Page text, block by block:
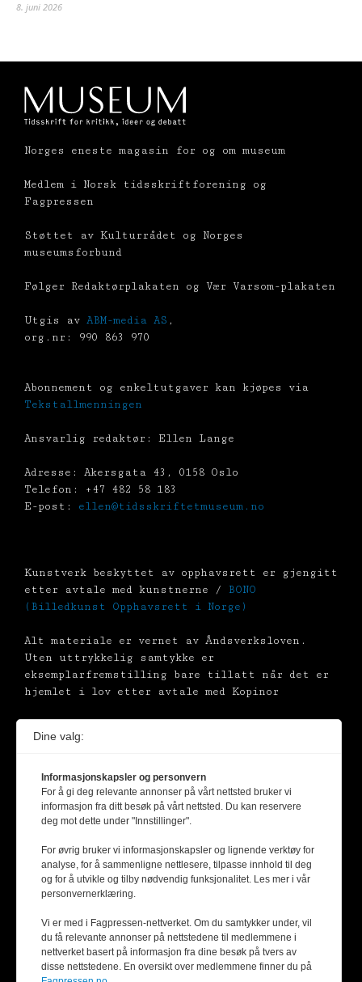
8. juni 2026
Norges eneste magasin for og om museum
Medlem i Norsk tidsskriftforening og
Fagpressen
Støttet av Kulturrådet og Norges
museumsforbund
Følger Redaktørplakaten og Vær Varsom-plakaten
Utgis av ABM-media AS ,
org.nr: 990 863 970
Abonnement og enkeltutgaver kan kjøpes via
Tekstallmenningen
Ansvarlig redaktør: Ellen Lange
Adresse: Akersgata 43, 0158 Oslo
Telefon: +47 482 58 183
E-post: ellen@tidsskriftetmuseum.no
Kunstverk beskyttet av opphavsrett er gjengitt
etter avtale med kunstnerne / BONO
(Billedkunst Opphavsrett i Norge)
Alt materiale er vernet av Åndsverksloven.
Uten uttrykkelig samtykke er
eksemplarfremstilling bare tillatt når det er
hjemlet i lov etter avtale med Kopinor
Dine valg:
Informasjonskapsler og personvern
For å gi deg relevante annonser på vårt nettsted bruker vi
informasjon fra ditt besøk på vårt nettsted. Du kan reservere
deg mot dette under "Innstillinger".
For øvrig bruker vi informasjonskapsler og lignende verktøy for
analyse, for å sammenligne nettlesere, tilpasse innhold til deg
og for å utvikle og tilby nødvendig funksjonalitet. Les mer i vår
personvernerklæring.
Vi er med i Fagpressen-nettverket. Om du samtykker under, vil
du få relevante annonser på nettstedene til medlemmene i
nettverket basert på informasjon fra dine besøk på tvers av
disse nettstedene. En oversikt over medlemmene finner du på